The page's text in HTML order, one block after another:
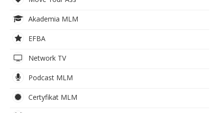
Akademia MLM
EFBA
Network TV
Podcast MLM
Certyfikat MLM